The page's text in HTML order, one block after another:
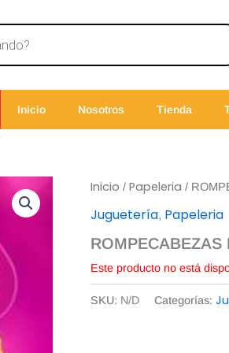
Inicio Nosotros Tienda
Inicio / Papeleria /
Juguetería, Papeleria
ROMPECABEZAS
Este producto no está
SKU: N/D Categorías: